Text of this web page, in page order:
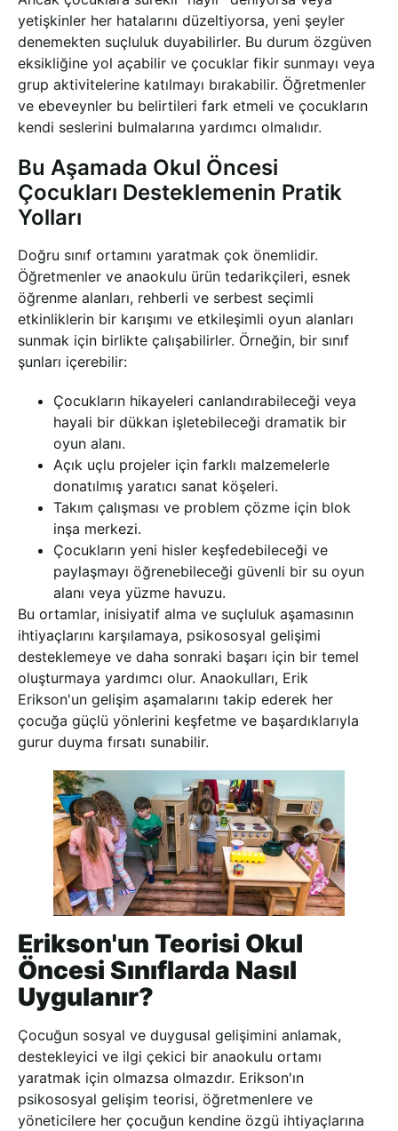
yetişkinler her hatalarını düzeltiyorsa, yeni şeyler
denemekten suçluluk duyabilirler. Bu durum özgüven
eksikliğine yol açabilir ve çocuklar fikir sunmayı veya
grup aktivitelerine katılmayı bırakabilir. Öğretmenler
ve ebeveynler bu belirtileri fark etmeli ve çocukların
kendi seslerini bulmalarına yardımcı olmalıdır.
Bu Aşamada Okul Öncesi
Çocukları Desteklemenin Pratik
Yolları
Doğru sınıf ortamını yaratmak çok önemlidir.
Öğretmenler ve anaokulu ürün tedarikçileri, esnek
öğrenme alanları, rehberli ve serbest seçimli
etkinliklerin bir karışımı ve etkileşimli oyun alanları
sunmak için birlikte çalışabilirler. Örneğin, bir sınıf
şunları içerebilir:
Çocukların hikayeleri canlandırabileceği veya
hayali bir dükkan işletebileceği dramatik bir
oyun alanı.
Açık uçlu projeler için farklı malzemelerle
donatılmış yaratıcı sanat köşeleri.
Takım çalışması ve problem çözme için blok
inşa merkezi.
Çocukların yeni hisler keşfedebileceği ve
paylaşmayı öğrenebileceği güvenli bir su oyun
alanı veya yüzme havuzu.
Bu ortamlar, inisiyatif alma ve suçluluk aşamasının
ihtiyaçlarını karşılamaya, psikososyal gelişimi
desteklemeye ve daha sonraki başarı için bir temel
oluşturmaya yardımcı olur. Anaokulları, Erik
Erikson'un gelişim aşamalarını takip ederek her
çocuğa güçlü yönlerini keşfetme ve başardıklarıyla
gurur duyma fırsatı sunabilir.
Erikson'un Teorisi Okul
Öncesi Sınıflarda Nasıl
Uygulanır?
Çocuğun sosyal ve duygusal gelişimini anlamak,
destekleyici ve ilgi çekici bir anaokulu ortamı
yaratmak için olmazsa olmazdır. Erikson'ın
psikososyal gelişim teorisi, öğretmenlere ve
yöneticilere her çocuğun kendine özgü ihtiyaçlarına